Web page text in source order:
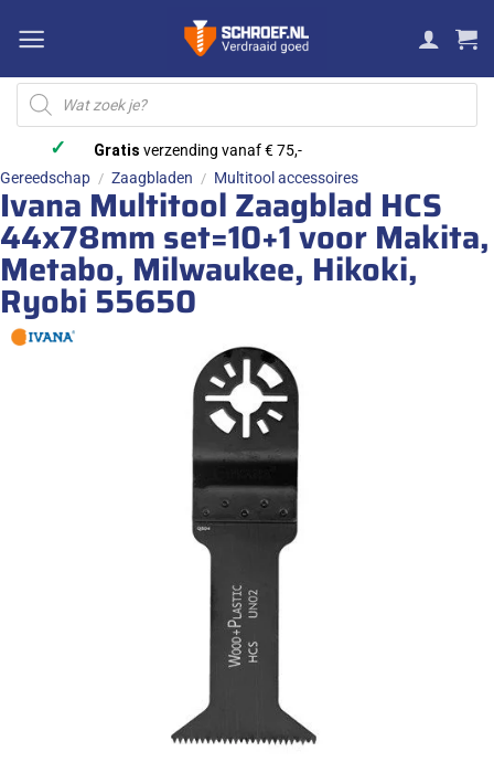
naar
inhoud
Producten
zoeken
✓ Gratis verzending vanaf € 75,-
Gereedschap / Zaagbladen / Multitool accessoires
Ivana Multitool Zaagblad HCS
44x78mm set=10+1 voor Makita,
Metabo, Milwaukee, Hikoki,
Ryobi 55650